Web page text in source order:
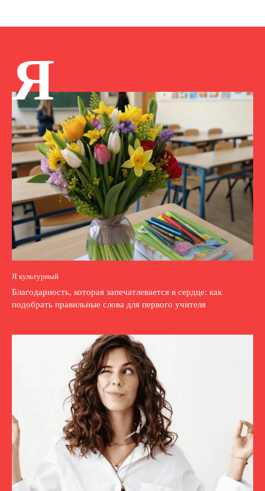
Я
Я культурный
Благодарность, которая запечатлевается в сердце: как
подобрать правильные слова для первого учителя